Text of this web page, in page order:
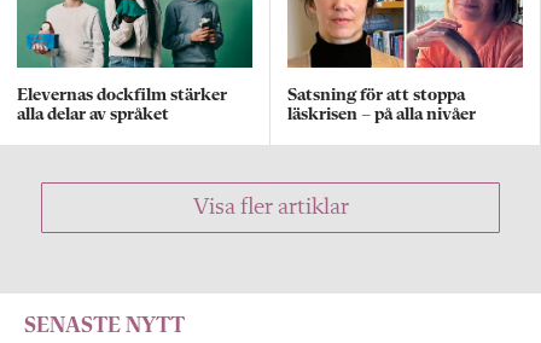
Elevernas dockfilm stärker
alla delar av språket
Satsning för att stoppa
läskrisen – på alla nivåer
Visa fler artiklar
SENASTE NYTT